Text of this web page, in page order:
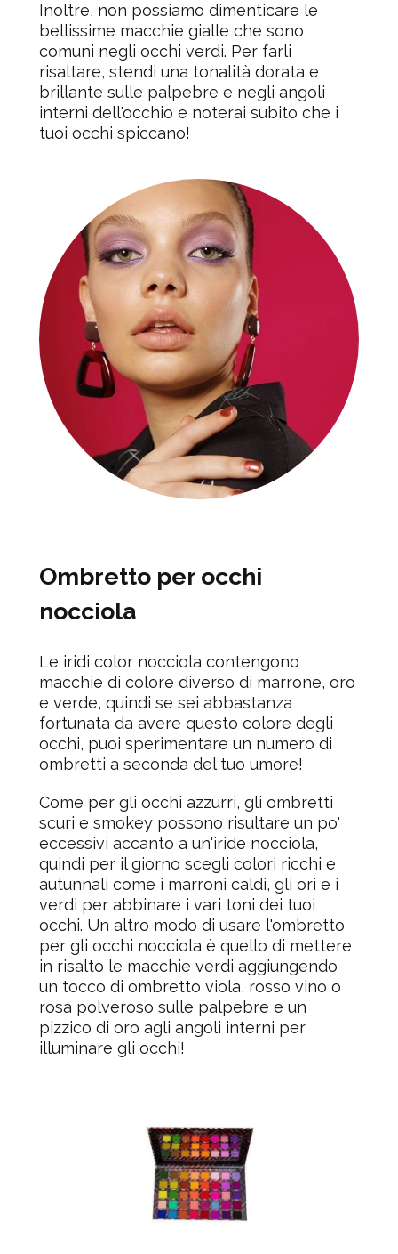
Inoltre, non possiamo dimenticare le
bellissime macchie gialle che sono
comuni negli occhi verdi. Per farli
risaltare, stendi una tonalità dorata e
brillante sulle palpebre e negli angoli
interni dell'occhio e noterai subito che i
tuoi occhi spiccano!
Ombretto per occhi
nocciola
Le iridi color nocciola contengono
macchie di colore diverso di marrone, oro
e verde, quindi se sei abbastanza
fortunata da avere questo colore degli
occhi, puoi sperimentare un numero di
ombretti a seconda del tuo umore!
Come per gli occhi azzurri, gli ombretti
scuri e smokey possono risultare un po'
eccessivi accanto a un'iride nocciola,
quindi per il giorno scegli colori ricchi e
autunnali come i marroni caldi, gli ori e i
verdi per abbinare i vari toni dei tuoi
occhi. Un altro modo di usare l'ombretto
per gli occhi nocciola è quello di mettere
in risalto le macchie verdi aggiungendo
un tocco di ombretto viola, rosso vino o
rosa polveroso sulle palpebre e un
pizzico di oro agli angoli interni per
illuminare gli occhi!